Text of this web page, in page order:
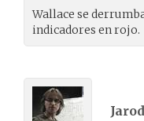
Wallace se
indicadores en rojo.